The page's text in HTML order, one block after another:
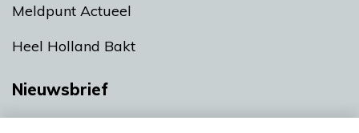
Meldpunt Actueel
Heel Holland Bakt
Nieuwsbrief